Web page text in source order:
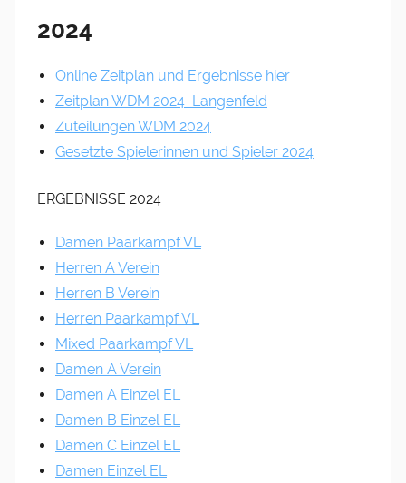
2024
Online Zeitplan und Ergebnisse hier
Zeitplan WDM 2024 Langenfeld
Zuteilungen WDM 2024
Gesetzte Spielerinnen und Spieler 2024
ERGEBNISSE 2024
Damen Paarkampf VL
Herren A Verein
Herren B Verein
Herren Paarkampf VL
Mixed Paarkampf VL
Damen A Verein
Damen A Einzel EL
Damen B Einzel EL
Damen C Einzel EL
Damen Einzel EL